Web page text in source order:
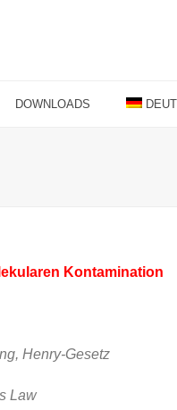
DOWNLOADS
Kontamination
Henry-Gesetz
Law